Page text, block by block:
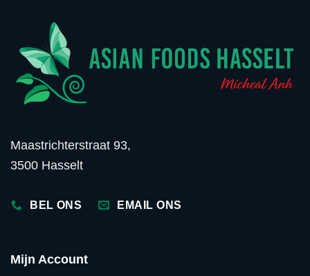
Maastrichterstraat 93,
3500 Hasselt
BEL ONS EMAIL ONS
Mijn Account